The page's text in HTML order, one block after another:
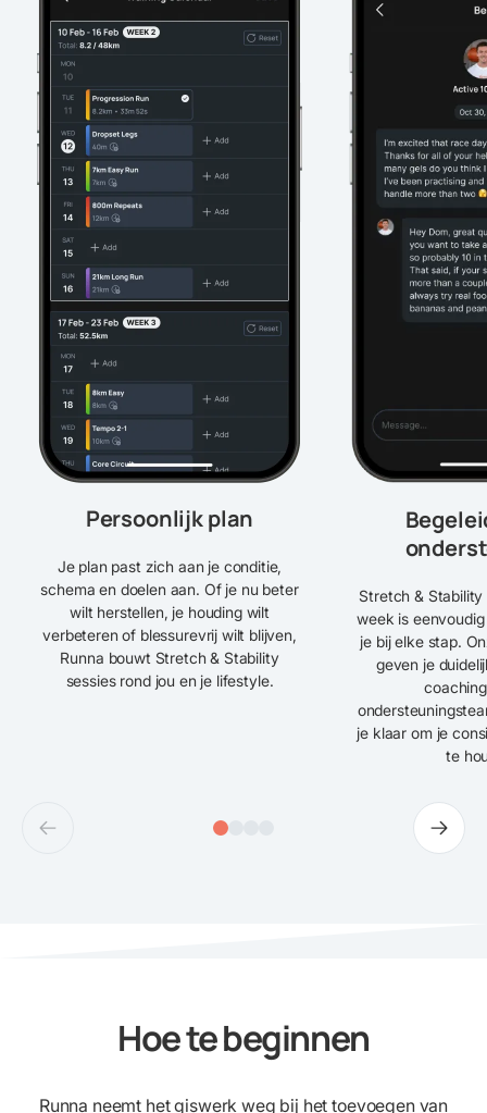
Persoonlijk plan
Je plan past zich aan je conditie,
schema en doelen aan. Of je nu beter
wilt herstellen, je houding wilt
verbeteren of blessurevrij wilt blijven,
Runna bouwt Stretch & Stability
sessies rond jou en je lifestyle.
Stretch &
week is
je bij elke stap.
geven je
je klaar om je
te
Hoe te beginnen
Runna neemt het giswerk weg bij het toevoegen van